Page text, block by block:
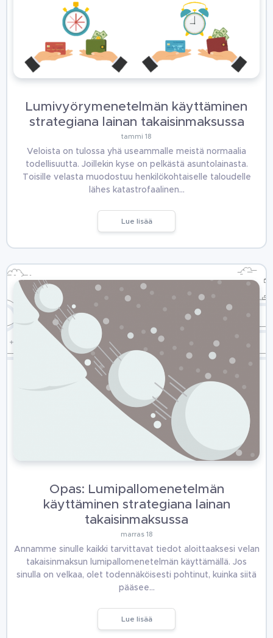
Lumivyörymenetelmän käyttäminen
strategiana lainan takaisinmaksussa
tammi 18
Veloista on tulossa yhä useammalle meistä normaalia
todellisuutta. Joillekin kyse on pelkästä asuntolainasta.
Toisille velasta muodostuu henkilökohtaiselle taloudelle
lähes katastrofaalinen…
Lue lisää
Opas: Lumipallomenetelmän
käyttäminen strategiana lainan
takaisinmaksussa
marras 18
Annamme sinulle kaikki tarvittavat tiedot aloittaaksesi velan
takaisinmaksun lumipallomenetelmän käyttämällä. Jos
sinulla on velkaa, olet todennäköisesti pohtinut, kuinka siitä
pääsee…
Lue lisää